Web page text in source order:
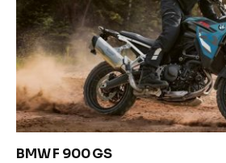
BMW F 900 GS